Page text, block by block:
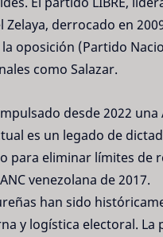
derrocado en
oposición (Partido
como Salazar.
desde 2022
es un legado de
para eliminar límites de
venezolana de 2017.
han sido
y logística electoral. La